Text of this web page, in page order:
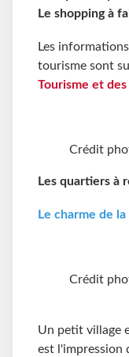
Le shopping à
Les
tourisme sont
Tourisme et
Crédit
Les quartiers à
Le charme de
Crédit
Un petit village
est l'impression